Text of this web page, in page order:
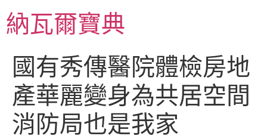
至
主納瓦爾寶典
國有秀傳醫院體檢房地
產華麗變身為共居空間
消防局也是我家